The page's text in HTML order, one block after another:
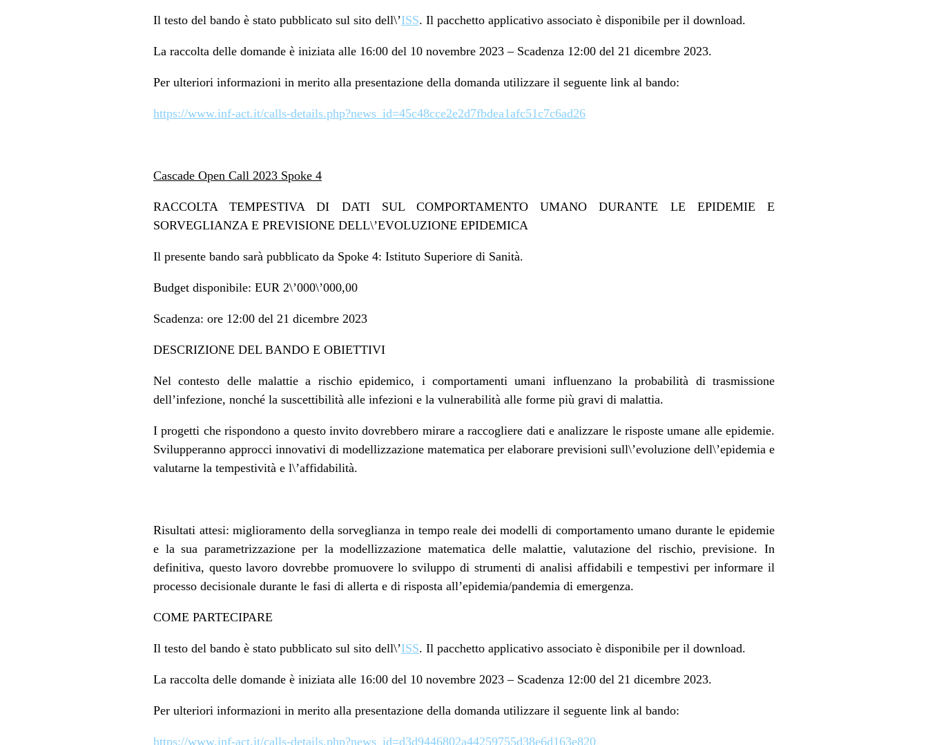
Il testo del bando è stato pubblicato sul sito dell\’ISS. Il pacchetto applicativo associato è disponibile per il download.
La raccolta delle domande è iniziata alle 16:00 del 10 novembre 2023 – Scadenza 12:00 del 21 dicembre 2023.
Per ulteriori informazioni in merito alla presentazione della domanda utilizzare il seguente link al bando:
https://www.inf-act.it/calls-details.php?news_id=45c48cce2e2d7fbdea1afc51c7c6ad26
Cascade Open Call 2023 Spoke 4
RACCOLTA TEMPESTIVA DI DATI SUL COMPORTAMENTO UMANO DURANTE LE EPIDEMIE E
SORVEGLIANZA E PREVISIONE DELL\’EVOLUZIONE EPIDEMICA
Il presente bando sarà pubblicato da Spoke 4: Istituto Superiore di Sanità.
Budget disponibile: EUR 2\’000\’000,00
Scadenza: ore 12:00 del 21 dicembre 2023
DESCRIZIONE DEL BANDO E OBIETTIVI
Nel contesto delle malattie a rischio epidemico, i comportamenti umani influenzano la probabilità di trasmissione
dell’infezione, nonché la suscettibilità alle infezioni e la vulnerabilità alle forme più gravi di malattia.
I progetti che rispondono a questo invito dovrebbero mirare a raccogliere dati e analizzare le risposte umane alle epidemie.
Svilupperanno approcci innovativi di modellizzazione matematica per elaborare previsioni sull\’evoluzione dell\’epidemia e
valutarne la tempestività e l\’affidabilità.
Risultati attesi: miglioramento della sorveglianza in tempo reale dei modelli di comportamento umano durante le epidemie
e la sua parametrizzazione per la modellizzazione matematica delle malattie, valutazione del rischio, previsione. In
definitiva, questo lavoro dovrebbe promuovere lo sviluppo di strumenti di analisi affidabili e tempestivi per informare il
processo decisionale durante le fasi di allerta e di risposta all’epidemia/pandemia di emergenza.
COME PARTECIPARE
Il testo del bando è stato pubblicato sul sito dell\’ISS. Il pacchetto applicativo associato è disponibile per il download.
La raccolta delle domande è iniziata alle 16:00 del 10 novembre 2023 – Scadenza 12:00 del 21 dicembre 2023.
Per ulteriori informazioni in merito alla presentazione della domanda utilizzare il seguente link al bando:
https://www.inf-act.it/calls-details.php?news_id=d3d9446802a44259755d38e6d163e820